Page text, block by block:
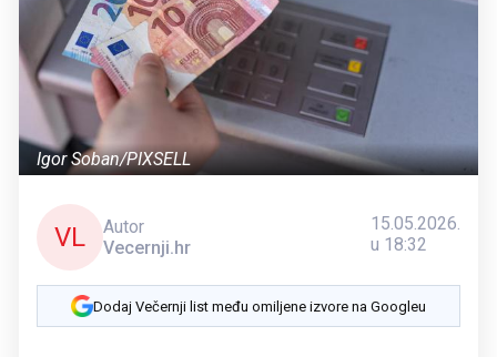
Igor Soban/PIXSELL
VL
Autor
Vecernji.hr
15.05.2026.
u 18:32
Dodaj Večernji list među omiljene izvore na Googleu